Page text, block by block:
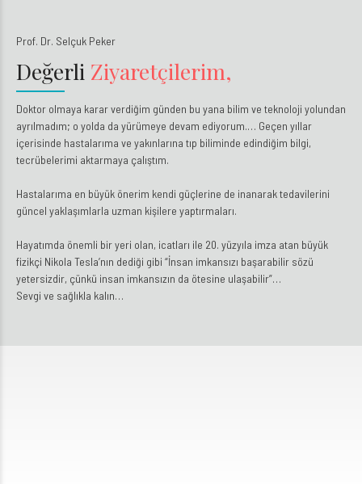
Prof. Dr. Selçuk Peker
Değerli Ziyaretçilerim,
Doktor olmaya karar verdiğim günden bu yana bilim ve teknoloji yolundan
ayrılmadım; o yolda da yürümeye devam ediyorum.… Geçen yıllar
içerisinde hastalarıma ve yakınlarına tıp biliminde edindiğim bilgi,
tecrübelerimi aktarmaya çalıştım.
Hastalarıma en büyük önerim kendi güçlerine de inanarak tedavilerini
güncel yaklaşımlarla uzman kişilere yaptırmaları.
Hayatımda önemli bir yeri olan, icatları ile 20. yüzyıla imza atan büyük
fizikçi Nikola Tesla’nın dediği gibi “İnsan imkansızı başarabilir sözü
yetersizdir, çünkü insan imkansızın da ötesine ulaşabilir”…
Sevgi ve sağlıkla kalın…